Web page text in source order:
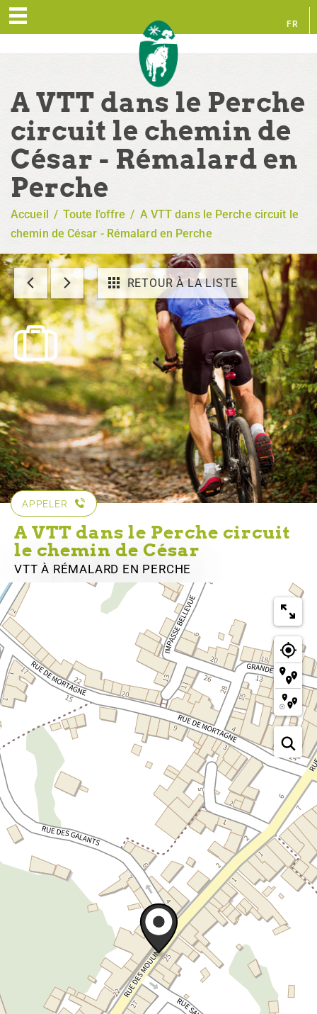
FR
A VTT dans le Perche
circuit le chemin de
César - Rémalard en
Perche
Accueil / Toute l'offre / A VTT dans le Perche circuit le
chemin de César - Rémalard en Perche
RETOUR À LA LISTE
APPELER
A VTT dans le Perche circuit
le chemin de César
VTTÀ RÉMALARD EN PERCHE